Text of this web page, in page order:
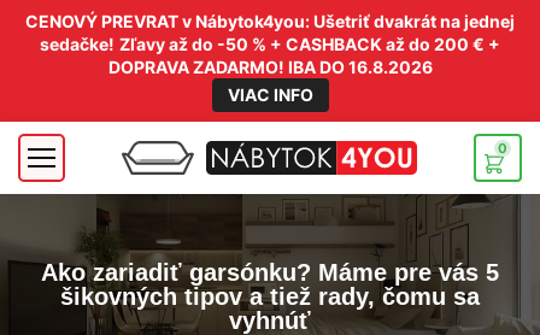
CENOVÝ PREVRAT v Nábytok4you: Ušetriť dvakrát na jednej
sedačke! Zľavy až do -50 % + CASHBACK až do 200 € +
DOPRAVA ZADARMO! IBA DO 16.8.2026
VIAC INFO
0
Ako zariadiť garsónku? Máme pre vás 5
šikovných tipov a tiež rady, čomu sa
vyhnúť